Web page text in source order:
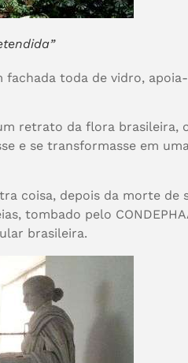
toda de vidro,
retrato da flora brasileira,
e se transformasse em
coisa, depois da morte de
tombado pelo
brasileira.